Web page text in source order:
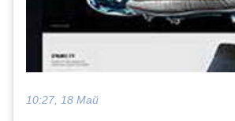
10:27, 18 Май